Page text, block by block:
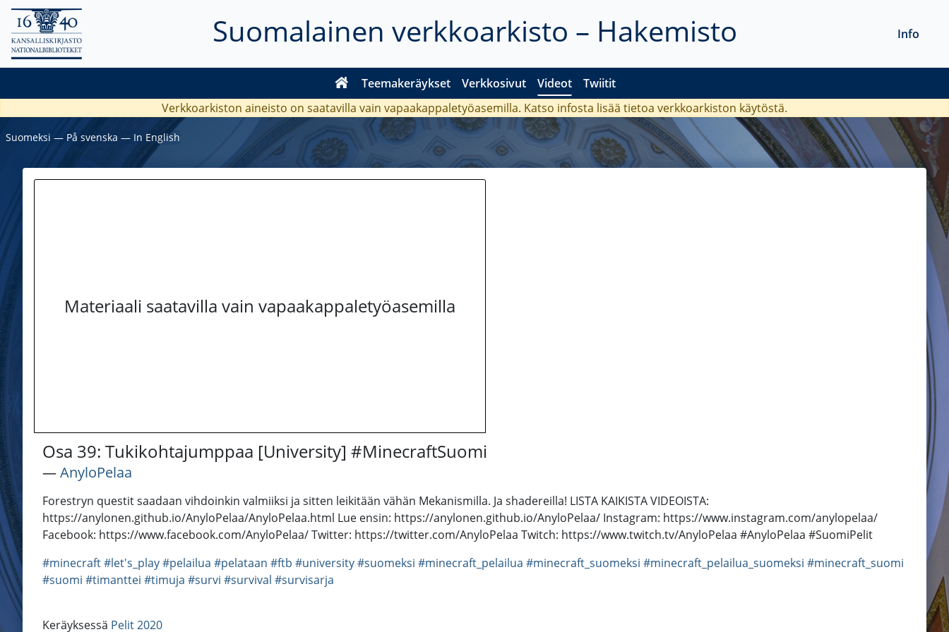
Suomalainen verkkoarkisto – Hakemisto
Teemakeräykset Verkkosivut Videot Twiitit
Info
Verkkoarkiston aineisto on saatavilla vain vapaakappaletyöasemilla. Katso infosta lisää tietoa verkkoarkiston käytöstä.
Suomeksi ― På svenska ― In English
Materiaali saatavilla vain vapaakappaletyöasemilla
Osa 39: Tukikohtajumppaa [University] #MinecraftSuomi
―AnyloPelaa
Forestryn questit saadaan vihdoinkin valmiiksi ja sitten leikitään vähän Mekanismilla. Ja shadereilla! LISTA KAIKISTA VIDEOISTA:
https://anylonen.github.io/AnyloPelaa/AnyloPelaa.html Lue ensin: https://anylonen.github.io/AnyloPelaa/ Instagram: https://www.instagram.com/anylopelaa/
Facebook: https://www.facebook.com/AnyloPelaa/ Twitter: https://twitter.com/AnyloPelaa Twitch: https://www.twitch.tv/AnyloPelaa #AnyloPelaa #SuomiPelit
#minecraft#let's_play#pelailua #pelataan #ftb #university#suomeksi #minecraft_pelailua #minecraft_suomeksi #minecraft_pelailua_suomeksi #minecraft_suomi
#suomi #timanttei #timuja #survi #survival #survisarja
Keräyksessä Pelit 2020